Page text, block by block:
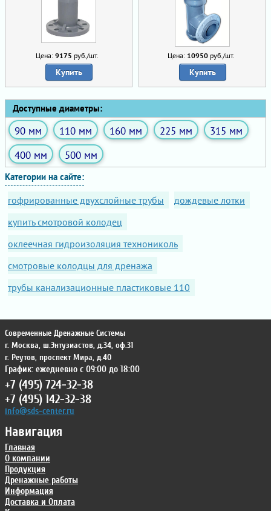
Цена: 9175 руб./шт.
Купить
Цена: 10950руб./шт.
Купить
Доступные диаметры:
90 мм 110 мм 160 мм 225 мм
315 мм
400 мм
500 мм
Категории на сайте:
гофрированные двухслойные трубы
дождевые лотки
купить смотровой колодец
оклеечная гидроизоляция технониколь
смотровые колодцы для дренажа
трубы канализационные пластиковые 110
Навигация
Главная
О компании
Продукция
Дренажные работы
Информация
Доставка и Оплата
Современные Дренажные Системы
г. Москва, ш.Энтузиастов, д.34, оф.31
г. Реутов, проспект Мира, д.40
График: ежедневно с 09:00 до 18:00
+7 (495) 724-32-38
+7 (495) 142-32-38
info@sds-center.ru